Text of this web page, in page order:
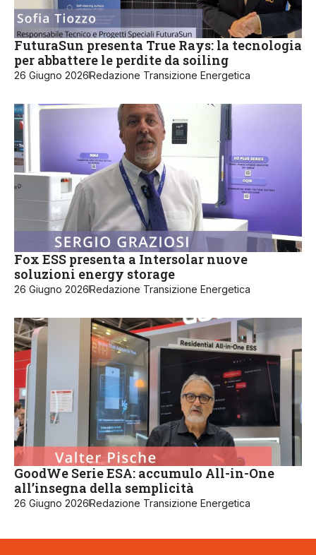
FuturaSun presenta True Rays: la tecnologia
per abbattere le perdite da soiling
26 Giugno 2026Redazione Transizione Energetica
Fox ESS presenta a Intersolar nuove
soluzioni energy storage
26 Giugno 2026Redazione Transizione Energetica
GoodWe Serie ESA: accumulo All-in-One
all’insegna della semplicità
26 Giugno 2026Redazione Transizione Energetica